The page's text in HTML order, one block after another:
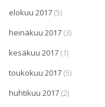
elokuu 2017 (5)
heinäkuu 2017 (3)
kesäkuu 2017 (1)
toukokuu 2017 (5)
huhtikuu 2017 (2)